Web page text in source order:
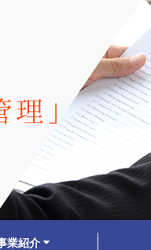
理」
業紹介